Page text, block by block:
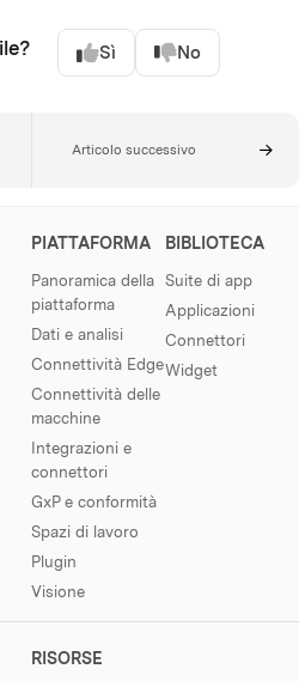
Sì No
Articolo successivo
PIATTAFORMA
Panoramica della
piattaforma
Dati e analisi
Connettività Edge
Connettività delle
macchine
Integrazioni e
connettori
GxP e conformità
Spazi di lavoro
Plugin
Visione
BIBLIOTECA
Suite di app
Applicazioni
Connettori
Widget
RISORSE